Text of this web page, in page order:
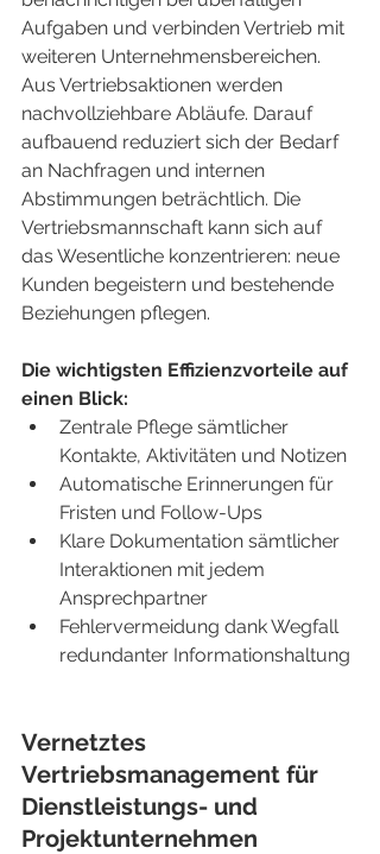
Aufgaben und verbinden Vertrieb mit
weiteren Unternehmensbereichen.
Aus Vertriebsaktionen werden
nachvollziehbare Abläufe. Darauf
aufbauend reduziert sich der Bedarf
an Nachfragen und internen
Abstimmungen beträchtlich. Die
Vertriebsmannschaft kann sich auf
das Wesentliche konzentrieren: neue
Kunden begeistern und bestehende
Beziehungen pflegen.
Die wichtigsten Effizienzvorteile auf
einen Blick:
Zentrale Pflege sämtlicher
Kontakte, Aktivitäten und Notizen
Automatische Erinnerungen für
Fristen und Follow-Ups
Klare Dokumentation sämtlicher
Interaktionen mit jedem
Ansprechpartner
Fehlervermeidung dank Wegfall
redundanter Informationshaltung
Vernetztes
Vertriebsmanagement für
Dienstleistungs- und
Projektunternehmen